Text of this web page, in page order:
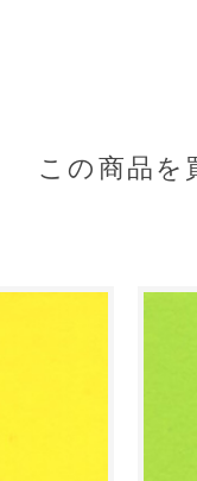
この商品を